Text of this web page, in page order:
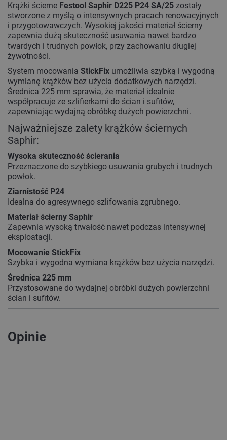
Krążki ścierne Festool Saphir D225 P24 SA/25 zostały
stworzone z myślą o intensywnych pracach renowacyjnych
i przygotowawczych. Wysokiej jakości materiał ścierny
zapewnia dużą skuteczność usuwania nawet bardzo
twardych i trudnych powłok, przy zachowaniu długiej
żywotności.
System mocowania StickFix umożliwia szybką i wygodną
wymianę krążków bez użycia dodatkowych narzędzi.
Średnica 225 mm sprawia, że materiał idealnie
współpracuje ze szlifierkami do ścian i sufitów,
zapewniając wydajną obróbkę dużych powierzchni.
Najważniejsze zalety krążków ściernych
Saphir:
Wysoka skuteczność ścierania
Przeznaczone do szybkiego usuwania grubych i trudnych
powłok.
Ziarnistość P24
Idealna do agresywnego szlifowania zgrubnego.
Materiał ścierny Saphir
Zapewnia wysoką trwałość nawet podczas intensywnej
eksploatacji.
Mocowanie StickFix
Szybka i wygodna wymiana krążków bez użycia narzędzi.
Średnica 225 mm
Przystosowane do wydajnej obróbki dużych powierzchni
ścian i sufitów.
Opinie